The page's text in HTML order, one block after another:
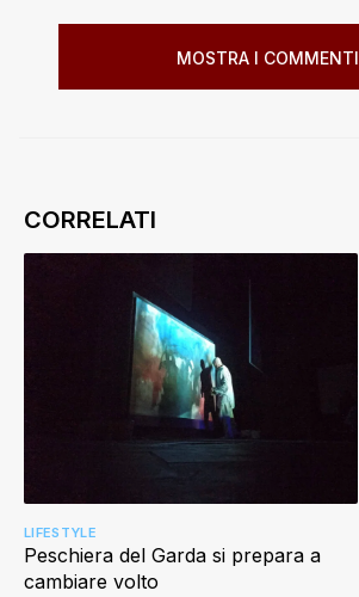
MOSTRA I COMMENTI
Peschiera del Garda si prepara a
cambiare volto
LIFESTYLE